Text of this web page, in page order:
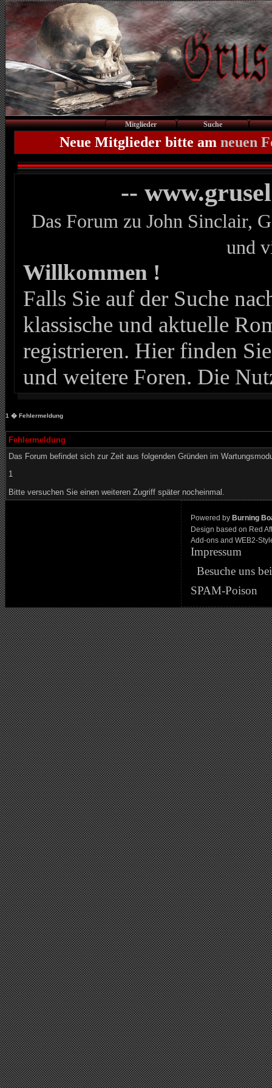
Mitglieder Suche
Neue Mitglieder bitte am neuen
--
Das Forum zu John Sinclair,
und
Willkommen !
Falls Sie auf der Suche
klassische und aktuelle
registrieren. Hier finden
und weitere Foren. Die
1 � Fehlermeldung
Fehlermeldung
Das Forum befindet sich zur Zeit aus folgenden Gründen im
1
Bitte versuchen Sie einen weiteren Zugriff später nocheinmal.
Powered by Burning
Design based on Red
Add-ons and WEB2-
Impressum
Besuche uns
SPAM-Poison